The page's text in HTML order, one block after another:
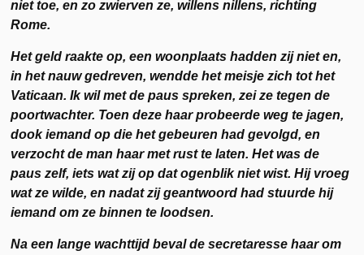
niet toe, en zo zwierven ze, willens nillens, richting
Rome.
Het geld raakte op, een woonplaats hadden zij niet en,
in het nauw gedreven, wendde het meisje zich tot het
Vaticaan. Ik wil met de paus spreken, zei ze tegen de
poortwachter. Toen deze haar probeerde weg te jagen,
dook iemand op die het gebeuren had gevolgd, en
verzocht de man haar met rust te laten. Het was de
paus zelf, iets wat zij op dat ogenblik niet wist. Hij vroeg
wat ze wilde, en nadat zij geantwoord had stuurde hij
iemand om ze binnen te loodsen.
Na een lange wachttijd beval de secretaresse haar om